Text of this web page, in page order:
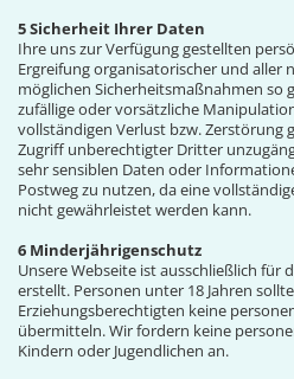
5 Sicherheit Ihrer Daten
Ihre uns zur Verfügung gestellten
Ergreifung organisatorischer und aller
möglichen Sicherheitsmaßnahmen so
zufällige oder vorsätzliche
vollständigen Verlust bzw. Zerstörung
Zugriff unberechtigter Dritter
sehr sensiblen Daten oder
Postweg zu nutzen, da eine
nicht gewährleistet werden kann.
6 Minderjährigenschutz
Unsere Webseite ist ausschließlich für
erstellt. Personen unter 18 Jahren
Erziehungsberechtigten keine
übermitteln. Wir fordern keine
Kindern oder Jugendlichen an.